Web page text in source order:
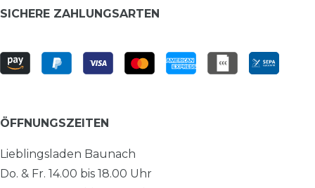
SICHERE ZAHLUNGSARTEN
ÖFFNUNGSZEITEN
Lieblingsladen Baunach
Do. & Fr. 14.00 bis 18.00 Uhr